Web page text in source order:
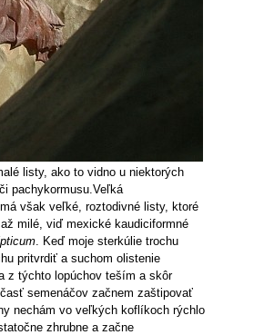
listy, ako to vidno u niektorých
pachykormusu.Veľká
však veľké, roztodivné listy, ktoré
milé, viď mexické kaudiciformné
. Keď moje sterkúlie trochu
pritvrdiť a suchom olistenie
z týchto lopúchov teším a skôr
semenáčov začnem zaštipovať
nechám vo veľkých koflíkoch rýchlo
zhrubne a začne